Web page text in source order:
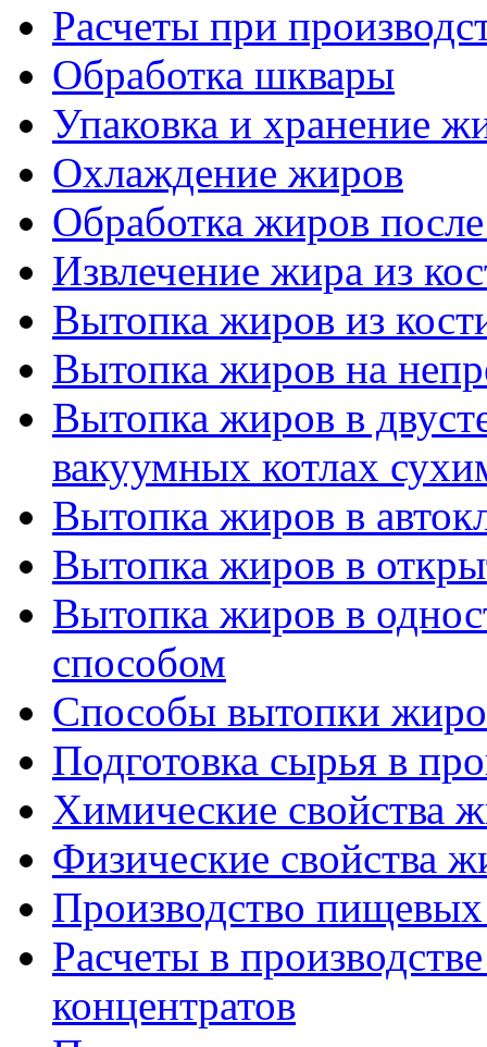
Расчеты при
Обработка шквары
Упаковка и хранение
Охлаждение жиров
Обработка жиров
Извлечение жира из
Вытопка жиров из
Вытопка жиров на
Вытопка жиров в
вакуумных котлах
Вытопка жиров в
Вытопка жиров в
Вытопка жиров в
способом
Способы вытопки
Подготовка сырья в
Химические свойства
Физические свойства
Производство
Расчеты в
концентратов